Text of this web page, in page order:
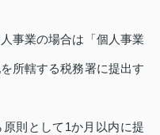
事業の場合は「個人事業
所轄する税務署に提出す
則として1か月以内に提